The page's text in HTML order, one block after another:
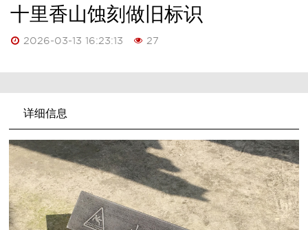
十里香山蚀刻做旧标识
2026-03-13 16:23:13 27
详细信息